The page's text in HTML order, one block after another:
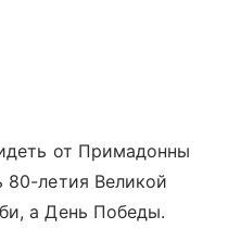
от Примадонны
80-летия Великой
а День Победы.